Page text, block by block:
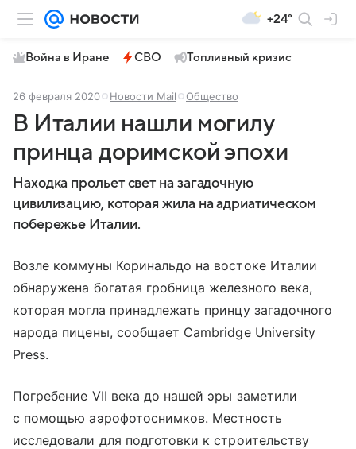
+24°
Война в Иране СВО Топливный кризис
26 февраля 2020 Новости Mail Общество
В Италии нашли могилу
принца доримской эпохи
Находка прольет свет на загадочную
цивилизацию, которая жила на адриатическом
побережье Италии.
Возле коммуны Коринальдо на востоке Италии
обнаружена богатая гробница железного века,
которая могла принадлежать принцу загадочного
народа пицены, сообщает Cambridge University
Press.
Погребение VII века до нашей эры заметили
с помощью аэрофотоснимков. Местность
исследовали для подготовки к строительству